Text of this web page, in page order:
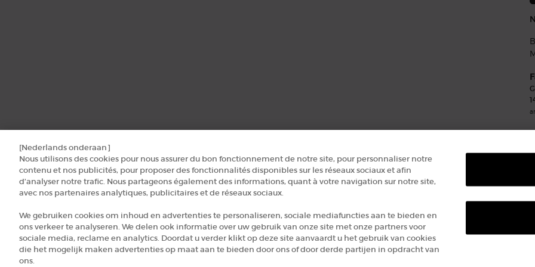
[Nederlands onderaan]
Nous utilisons des cookies pour nous assurer du bon fonctionnement de notre site, pour personnaliser notre
contenu et nos publicités, pour proposer des fonctionnalités disponibles sur les réseaux sociaux et afin
d’analyser notre trafic. Nous partageons également des informations, quant à votre navigation sur notre site,
avec nos partenaires analytiques, publicitaires et de réseaux sociaux.
We gebruiken cookies om inhoud en advertenties te personaliseren, sociale mediafuncties aan te bieden en
ons verkeer te analyseren. We delen ook informatie over uw gebruik van onze site met onze partners voor
sociale media, reclame en analytics. Doordat u verder klikt op deze site aanvaardt u het gebruik van cookies
die het mogelijk maken advertenties op maat aan te bieden door ons of door derde partijen in opdracht van
ons.